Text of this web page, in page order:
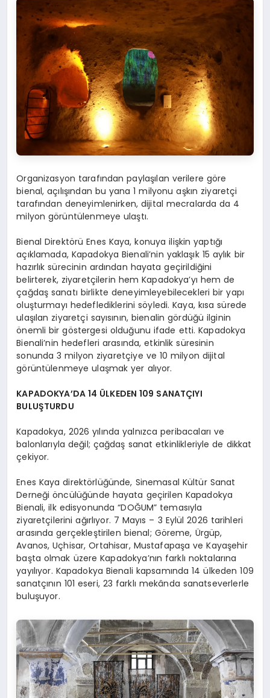
Organizasyon tarafından paylaşılan verilere göre
bienal, açılışından bu yana 1 milyonu aşkın ziyaretçi
tarafından deneyimlenirken, dijital mecralarda da 4
milyon görüntülenmeye ulaştı.
Bienal Direktörü Enes Kaya, konuya ilişkin yaptığı
açıklamada, Kapadokya Bienali’nin yaklaşık 15 aylık bir
hazırlık sürecinin ardından hayata geçirildiğini
belirterek, ziyaretçilerin hem Kapadokya’yı hem de
çağdaş sanatı birlikte deneyimleyebilecekleri bir yapı
oluşturmayı hedeflediklerini söyledi. Kaya, kısa sürede
ulaşılan ziyaretçi sayısının, bienalin gördüğü ilginin
önemli bir göstergesi olduğunu ifade etti. Kapadokya
Bienali’nin hedefleri arasında, etkinlik süresinin
sonunda 3 milyon ziyaretçiye ve 10 milyon dijital
görüntülenmeye ulaşmak yer alıyor.
KAPADOKYA’DA 14 ÜLKEDEN 109 SANATÇIYI
BULUŞTURDU
Kapadokya, 2026 yılında yalnızca peribacaları ve
balonlarıyla değil; çağdaş sanat etkinlikleriyle de dikkat
çekiyor.
Enes Kaya direktörlüğünde, Sinemasal Kültür Sanat
Derneği öncülüğünde hayata geçirilen Kapadokya
Bienali, ilk edisyonunda “DOĞUM” temasıyla
ziyaretçilerini ağırlıyor. 7 Mayıs – 3 Eylül 2026 tarihleri
arasında gerçekleştirilen bienal; Göreme, Ürgüp,
Avanos, Uçhisar, Ortahisar, Mustafapaşa ve Kayaşehir
başta olmak üzere Kapadokya’nın farklı noktalarına
yayılıyor. Kapadokya Bienali kapsamında 14 ülkeden 109
sanatçının 101 eseri, 23 farklı mekânda sanatseverlerle
buluşuyor.